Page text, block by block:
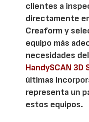
clientes a
directamente
Creaform y
equipo más
necesidades
HandySCAN 3D
últimas
representa un
estos equipos.